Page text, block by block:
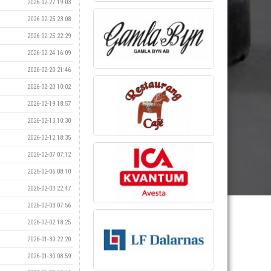
2026-02-27 19:03
2026-02-25 23:08
2026-02-25 22:29
2026-02-24 16:09
2026-02-20 21:46
2026-02-20 10:02
2026-02-19 18:57
2026-02-13 10:30
2026-02-12 18:35
2026-02-07 07:12
2026-02-06 08:10
2026-02-03 22:47
2026-02-03 07:56
2026-02-02 18:25
2026-01-30 22:20
2026-01-30 08:59